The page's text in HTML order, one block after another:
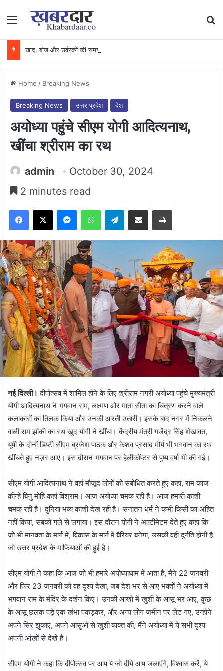
Menu
Home / Breaking News
Breaking News उत्तर प्रदेश देश
अयोध्या पहुंचे सीएम योगी आदित्यनाथ,
खींचा श्रीराम का रथ
admin
October 30, 2024
2 minutes read
Facebook
X MessengerWhatsAppTelegramShare via Email Print
नई दिल्ली। दीपोत्सव में शामिल होने के लिए श्रीराम नगरी अयोध्या पहुंचे मुख्यमंत्री
योगी आदित्यनाथ ने भगवान राम, लक्ष्मण और माता सीता का चित्रण करने वाले
कलाकारों का तिलक किया और उनकी आरती उतारी। इसके बाद नगर में निकलने
वाली राम झांकी का रथ खुद योगी ने खींचा। केंद्रीय मंत्री गजेंद्र सिंह शेखावत,
यूपी के दोनों डिप्टी सीएम ब्रजेश पाठक और केशव प्रसाद मौर्य भी भगवान का रथ
खींचते हुए नज़र आए। इस दौरान भगवान पर हेलीकॉप्टर से पुष्प वर्षा भी की गई।
सीएम योगी आदित्यनाथ ने वहां मौजूद लोगों को संबोधित करते हुए कहा, राम काज
कीन्हे बिनु मोहि कहां विश्राम। आज अयोध्या चमक रही है। आज हमारी काशी
चमक रही है। दुनिया भव्य काशी देख रही है। सनातन धर्म ने कभी किसी का अहित
नहीं किया, सबको गले से लगाया। इस दौरान योगी ने अल्टीमेटम देते हुए कहा कि
जो भी मानवता के मार्ग में, विकास के मार्ग में बैरियर बनेगा, उसकी वही दुर्गति होनी है
जो उत्तर प्रदेश के माफियाओं की हुई है।
सीएम योगी ने कहा कि आज जो भी हमारे अयोध्याधाम में आता है, मैंने 22 जनवरी
और फिर 23 जनवरी को वह दृश्य देखा, जब देश भर से आए भक्तों ने अयोध्या में
भगवान राम के मंदिर के दर्शन किए। उनकी आंखों में खुशी के आंसू भर आए, कुछ
के आंसू छलक पड़े एक खंभा पकड़कर, और अन्य लोग जमीन पर लेट गए, उन्होंने
अपने सिर झुकाए, अपने आंसुओं से खुशी व्यक्त की, मैंने अयोध्या में ये सभी दृश्य
अपनी आंखों से देखे हैं।
सीएम योगी ने कहा कि दीपोत्सव पर आप ये जो दीये आप जलाएंगे, विश्वास करें, ये